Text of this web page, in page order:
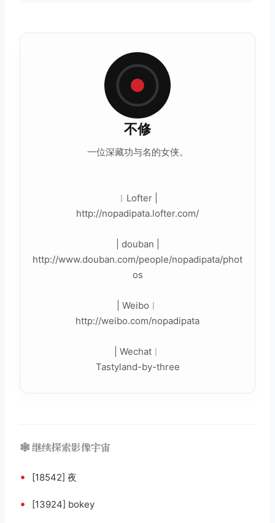
不修
一位深藏功与名的女侠。
︳Lofter |
http://nopadipata.lofter.com/
| douban |
http://www.douban.com/people/nopadipata/phot
os
| Weibo︳
http://weibo.com/nopadipata
| Wechat︳
Tastyland-by-three
🕸️ 继续探索影像宇宙
• [18542] 夜
• [13924] bokey